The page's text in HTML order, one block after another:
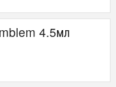
4.5мл